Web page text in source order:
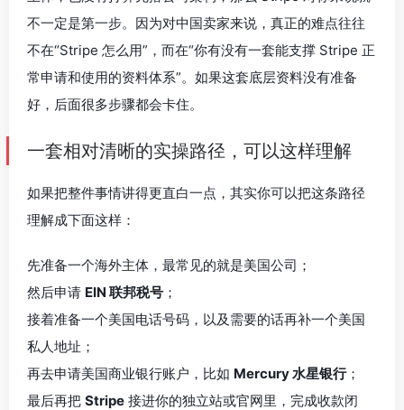
不一定是第一步。因为对中国卖家来说，真正的难点往往
不在“Stripe 怎么用”，而在“你有没有一套能支撑 Stripe 正
常申请和使用的资料体系”。如果这套底层资料没有准备
好，后面很多步骤都会卡住。
一套相对清晰的实操路径，可以这样理解
如果把整件事情讲得更直白一点，其实你可以把这条路径
理解成下面这样：
先准备一个海外主体，最常见的就是美国公司；
然后申请 EIN 联邦税号 ；
接着准备一个美国电话号码，以及需要的话再补一个美国
私人地址；
再去申请美国商业银行账户，比如 Mercury 水星银行；
最后再把 Stripe 接进你的独立站或官网里，完成收款闭